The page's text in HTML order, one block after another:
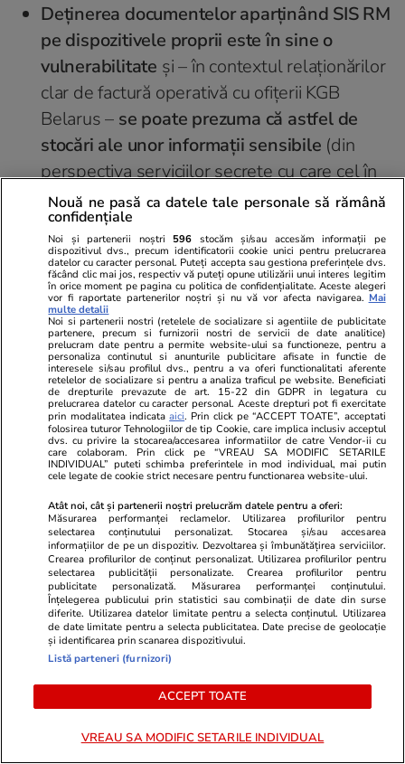
Deținerea documentelor aparținând SIS RM
pe dispozitivele proprii este în sine o
vulnerabilitate și – în contextul relaționărilor
clar de factură operativă cu ofițerii KGB
Belarus – se poate prezuma că astfel de
stocări ale unor informații sensibile (din
perspectiva serviciilor secrete cu care cel în
cauză a relaționat în cadru oficial),sunt de
natură să afecteze interesele de securitate
naționale.
De asemenea, (Bălan Alexandru – n.r.) a
participat la evenimente în urma cărora a
realizat materiale informative utile KGB
Belarus și a acționat pentru crearea unei
rețele de agenți pentru acest serviciu”, se
arată în Încheierea de ședință din data de 11
mai 2026.
Tot în dispozitivele electronice utilizate de
Alexandru Bălan a fost identificat fișierul „34-I-
043-G-15.pdf”, despre care SRI a comunicat
procurorilor că este clasificat drept secret de
stat, cu nivelul de secretizare „strict secret”.
Acest fișier „conține identități ale unor ofițeri
activi ai Serviciul Român de Informații și
evidențiază existența unor relații de cooperare
cu servicii din alte state/modalitățile de
organizare a acestora, context în care
diseminarea neautorizată are potențialul de a
afecta activitatea de informații realizată în regim
Nouă ne pasă ca datele tale personale să rămână
confidențiale
Noi și partenerii noștri 596 stocăm și/sau accesăm informații pe
dispozitivul dvs., precum identificatorii cookie unici pentru prelucrarea
datelor cu caracter personal. Puteți accepta sau gestiona preferințele dvs.
făcând clic mai jos, respectiv vă puteți opune utilizării unui interes legitim
în orice moment pe pagina cu politica de confidențialitate. Aceste alegeri
vor fi raportate partenerilor noștri și nu vă vor afecta navigarea. Mai
multe detalii
Noi si partenerii nostri (retelele de socializare si agentiile de publicitate
partenere, precum si furnizorii nostri de servicii de date analitice)
prelucram date pentru a permite website-ului sa functioneze, pentru a
personaliza continutul si anunturile publicitare afisate in functie de
interesele si/sau profilul dvs., pentru a va oferi functionalitati aferente
retelelor de socializare si pentru a analiza traficul pe website. Beneficiati
de drepturile prevazute de art. 15-22 din GDPR in legatura cu
prelucrarea datelor cu caracter personal. Aceste drepturi pot fi exercitate
prin modalitatea indicataaici. Prin click pe “ACCEPT TOATE”, acceptati
folosirea tuturor Tehnologiilor de tip Cookie, care implica inclusiv acceptul
dvs. cu privire la stocarea/accesarea informatiilor de catre Vendor-ii cu
care colaboram. Prin click pe “VREAU SA MODIFIC SETARILE
INDIVIDUAL” puteti schimba preferintele in mod individual, mai putin
cele legate de cookie strict necesare pentru functionarea website-ului.
Atât noi, cât și partenerii noștri prelucrăm datele pentru a oferi:
Măsurarea performanței reclamelor. Utilizarea profilurilor pentru
selectarea conținutului personalizat. Stocarea și/sau accesarea
informațiilor de pe un dispozitiv. Dezvoltarea și îmbunătățirea serviciilor.
Crearea profilurilor de conținut personalizat. Utilizarea profilurilor pentru
selectarea publicității personalizate. Crearea profilurilor pentru
publicitate personalizată. Măsurarea performanței conținutului.
Înțelegerea publicului prin statistici sau combinații de date din surse
diferite. Utilizarea datelor limitate pentru a selecta conținutul. Utilizarea
de date limitate pentru a selecta publicitatea. Date precise de geolocație
și identificarea prin scanarea dispozitivului.
Listă parteneri (furnizori)
ACCEPT TOATE
VREAU SA MODIFIC SETARILE INDIVIDUAL